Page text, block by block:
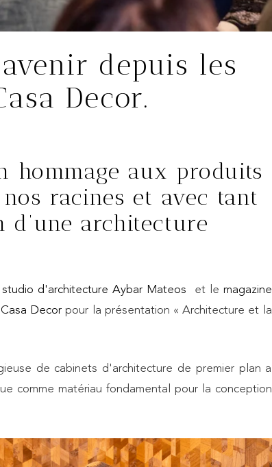
depuis les
Decor.
hommage aux produits
racines et avec tant
architecture
d'architecture Aybar Mateos et le magazine
Decor pour la présentation « Architecture et la
de cabinets d'architecture de premier plan a
comme matériau fondamental pour la conception